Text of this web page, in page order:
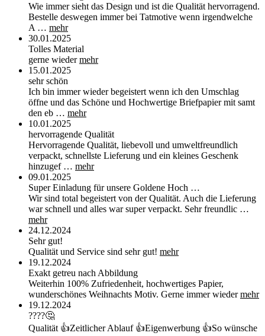
Wie immer sieht das Design und ist die Qualität hervorragend.
Bestelle deswegen immer bei Tatmotive wenn irgendwelche
A … mehr
30.01.2025
Tolles Material
gerne wiedermehr
15.01.2025
sehr schön
Ich bin immer wieder begeistert wenn ich den Umschlag
öffne und das Schöne und Hochwertige Briefpapier mit samt
den eb … mehr
10.01.2025
hervorragende Qualität
Hervorragende Qualität, liebevoll und umweltfreundlich
verpackt, schnellste Lieferung und ein kleines Geschenk
hinzugef … mehr
09.01.2025
Super Einladung für unsere Goldene Hoch …
Wir sind total begeistert von der Qualität. Auch die Lieferung
war schnell und alles war super verpackt. Sehr freundlic …
mehr
24.12.2024
Sehr gut!
Qualität und Service sind sehr gut! mehr
19.12.2024
Exakt getreu nach Abbildung
Weiterhin 100% Zufriedenheit, hochwertiges Papier,
wunderschönes Weihnachts Motiv. Gerne immer wiedermehr
19.12.2024
????🤔
Qualität 👍Zeitlicher Ablauf 👍Eigenwerbung 👍So wünsche